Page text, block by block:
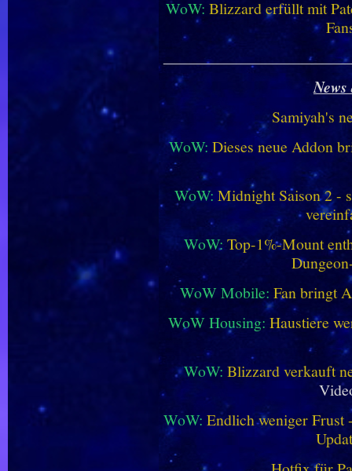
WoW: Blizzard erfüllt mit
Samiyah's
WoW: Dieses neue Addon
WoW:Midnight Saison 2 -
WoW: Top-1%-Mount
WoW Mobile: Fan bringt
WoW Housing: Haustiere
WoW: Blizzard verkauft
WoW: Endlich weniger